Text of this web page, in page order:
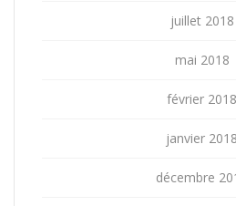
juillet 2018
mai 2018
février 2018
janvier 2018
décembre